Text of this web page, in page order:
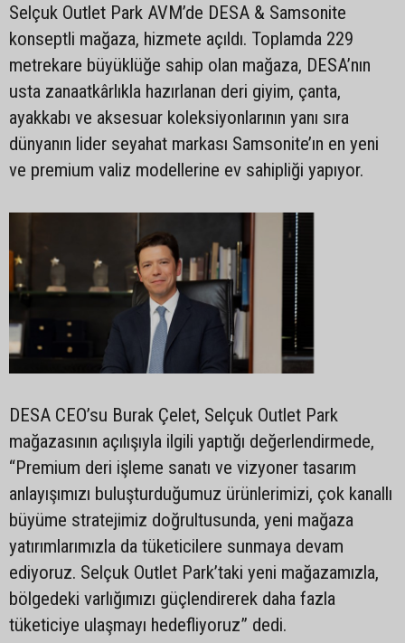
Selçuk Outlet Park AVM’de DESA & Samsonite
konseptli mağaza, hizmete açıldı. Toplamda 229
metrekare büyüklüğe sahip olan mağaza, DESA’nın
usta zanaatkârlıkla hazırlanan deri giyim, çanta,
ayakkabı ve aksesuar koleksiyonlarının yanı sıra
dünyanın lider seyahat markası Samsonite’ın en yeni
ve premium valiz modellerine ev sahipliği yapıyor.
DESA CEO’su Burak Çelet, Selçuk Outlet Park
mağazasının açılışıyla ilgili yaptığı değerlendirmede,
“Premium deri işleme sanatı ve vizyoner tasarım
anlayışımızı buluşturduğumuz ürünlerimizi, çok kanallı
büyüme stratejimiz doğrultusunda, yeni mağaza
yatırımlarımızla da tüketicilere sunmaya devam
ediyoruz. Selçuk Outlet Park’taki yeni mağazamızla,
bölgedeki varlığımızı güçlendirerek daha fazla
tüketiciye ulaşmayı hedefliyoruz” dedi.